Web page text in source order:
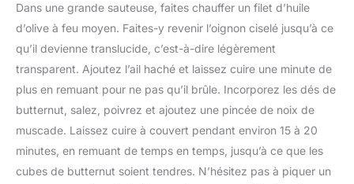
Dans une grande sauteuse, faites chauffer un filet d’huile
d’olive à feu moyen. Faites-y revenir l’oignon ciselé jusqu’à ce
qu’il devienne translucide, c’est-à-dire légèrement
transparent. Ajoutez l’ail haché et laissez cuire une minute de
plus en remuant pour ne pas qu’il brûle. Incorporez les dés de
butternut, salez, poivrez et ajoutez une pincée de noix de
muscade. Laissez cuire à couvert pendant environ 15 à 20
minutes, en remuant de temps en temps, jusqu’à ce que les
cubes de butternut soient tendres. N’hésitez pas à piquer un